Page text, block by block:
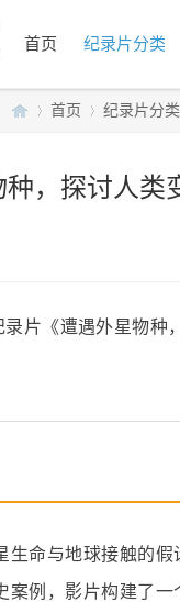
首页 纪录片分类
暴
雪
首页 纪录片分类
，探讨人
生命与地球接触的
案例，影片构建了